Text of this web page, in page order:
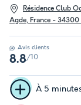
Résidence Club
Agde, France - 34300
Avis clients
8.8/10
À 5